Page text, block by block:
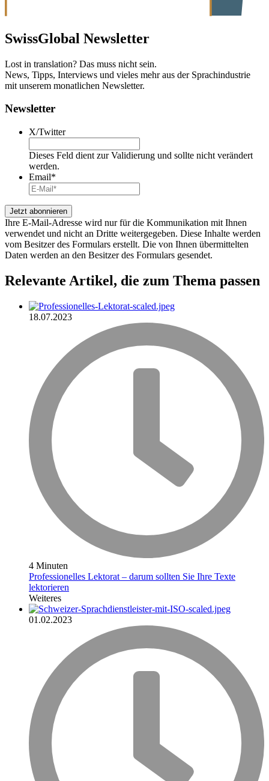
SwissGlobal Newsletter
Lost in translation? Das muss nicht sein.
News, Tipps, Interviews und vieles mehr aus der Sprachindustrie
mit unserem monatlichen Newsletter.
Newsletter
X/Twitter
Dieses Feld dient zur Validierung und sollte nicht verändert
werden.
Email*
Ihre E-Mail-Adresse wird nur für die Kommunikation mit Ihnen
verwendet und nicht an Dritte weitergegeben. Diese Inhalte werden
vom Besitzer des Formulars erstellt. Die von Ihnen übermittelten
Daten werden an den Besitzer des Formulars gesendet.
Relevante Artikel, die zum Thema passen
18.07.2023
4 Minuten
Professionelles Lektorat – darum sollten Sie Ihre Texte
lektorieren
Weiteres
01.02.2023